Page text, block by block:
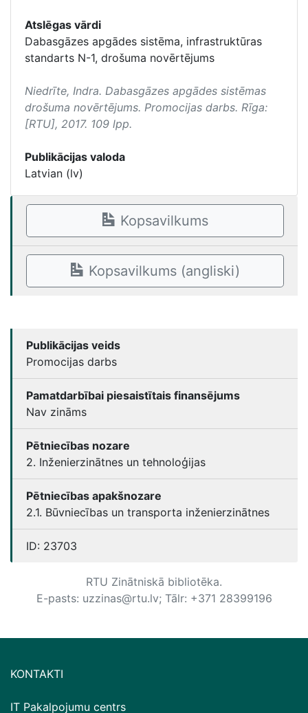
Atslēgas vārdi
Dabasgāzes apgādes sistēma, infrastruktūras
standarts N-1, drošuma novērtējums
Niedrīte, Indra. Dabasgāzes apgādes sistēmas
drošuma novērtējums. Promocijas darbs. Rīga:
[RTU], 2017. 109 lpp.
Publikācijas valoda
Latvian (lv)
Kopsavilkums
Kopsavilkums (angliski)
Publikācijas veids
Promocijas darbs
Pamatdarbībai piesaistītais finansējums
Nav zināms
Pētniecības nozare
2. Inženierzinātnes un tehnoloģijas
Pētniecības apakšnozare
2.1. Būvniecības un transporta inženierzinātnes
ID: 23703
RTU Zinātniskā bibliotēka.
E-pasts: uzzinas@rtu.lv; Tālr: +371 28399196
KONTAKTI
IT Pakalpojumu centrs